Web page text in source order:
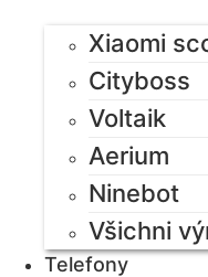
Xiaomi
Cityboss
Voltaik
Aerium
Ninebot
Všichni
Telefony